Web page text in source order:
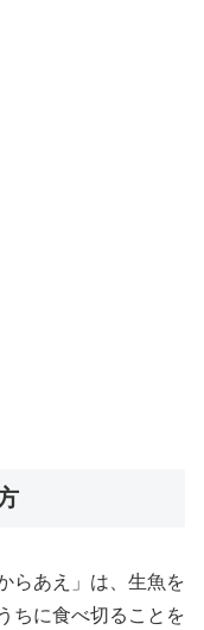
らあえ」は、生魚を
ちに食べ切ることを